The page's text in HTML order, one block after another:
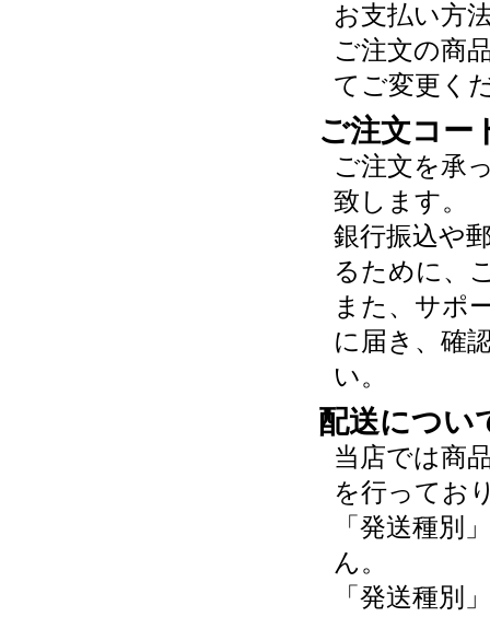
お支払い方
ご注文の商
てご変更く
ご注文コー
ご注文を承
致します。
銀行振込や
るために、
また、サポ
に届き、確
い。
配送につい
当店では商
を行ってお
「発送種別
ん。
「発送種別